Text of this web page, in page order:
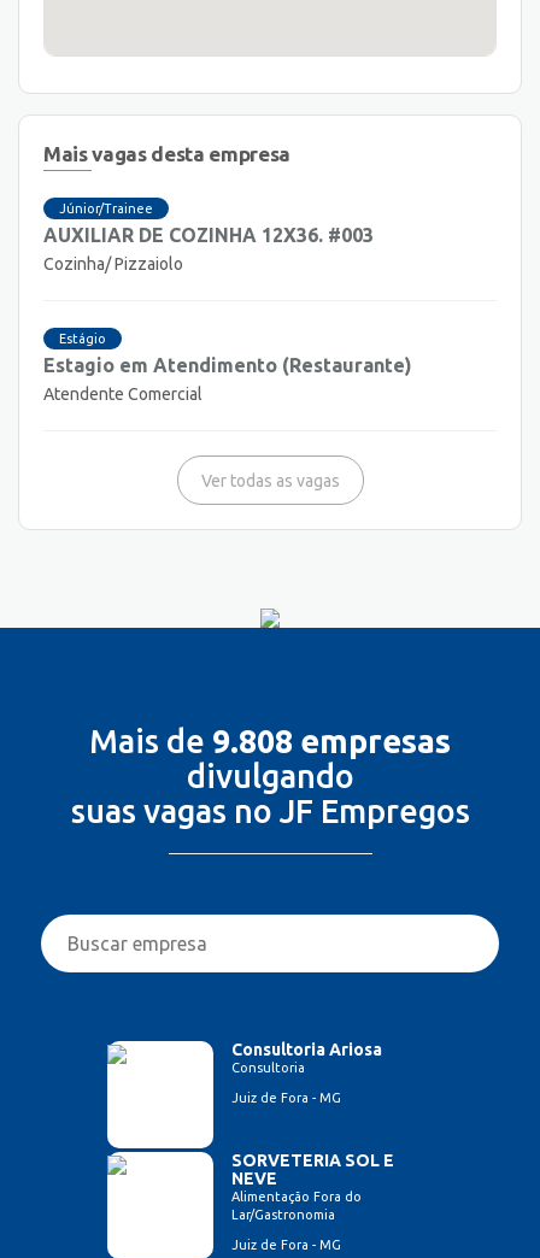
Mais vagas desta empresa
Júnior/Trainee
AUXILIAR DE COZINHA 12X36. #003
Cozinha/ Pizzaiolo
Estágio
Estagio em Atendimento (Restaurante)
Atendente Comercial
Ver todas as vagas
Mais de 9.808 empresas
divulgando
suas vagas no JF Empregos
Consultoria Ariosa
Consultoria
Juiz de Fora - MG
SORVETERIA SOL E
NEVE
Alimentação Fora do
Lar/Gastronomia
Juiz de Fora - MG